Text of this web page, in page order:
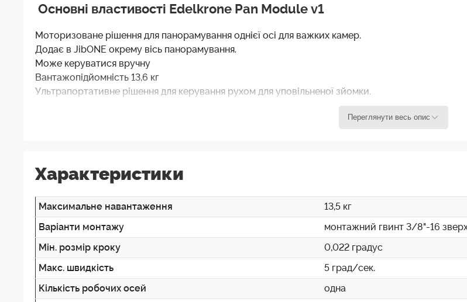
Основні властивості Edelkrone Pan Module v1
Моторизоване рішення для панорамування однієї осі для важких камер.
Додає в JibONE окрему вісь панорамування.
Може керуватися вручну
Вантажопідйомність 13,6 кг
Ультрапортативне рішення для керування рухом для уповільненої зйомки.
Висококонтрастний чіткий OLED-екран
Переглянути весь опис
Характеристики
Максимальне навантаження
13,5 кг
Варіанти монтажу
монтажний гвинт 3/8"-16
Мін. розмір кроку
0,022 градус
Макс. швидкість
5 град/сек.
Кількість робочих осей
одна